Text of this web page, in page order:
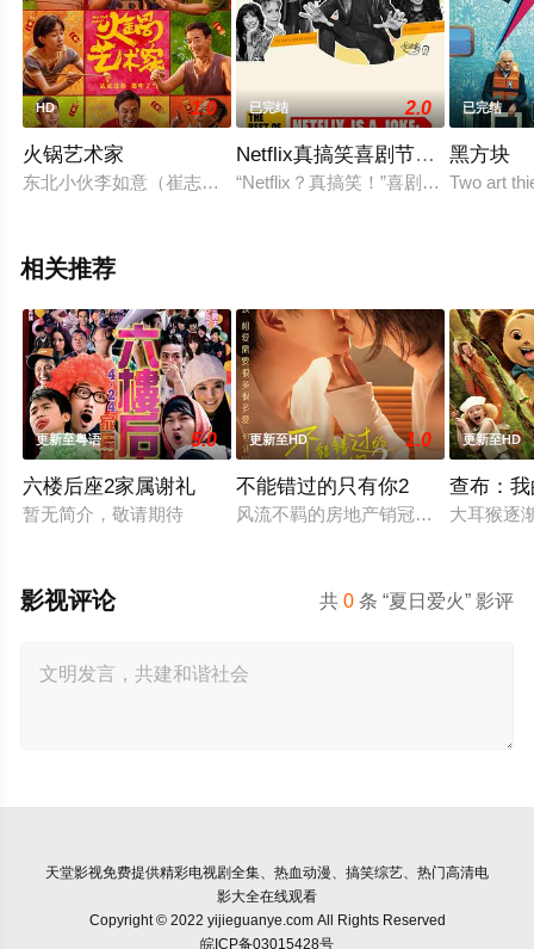
HD 1.0
火锅艺术家
东北小伙李如意（崔志佳 饰）的导演事业遭逢变故，还被债主
已完结 2.0
Netflix真搞笑喜剧节精选
“Netflix？真搞笑！”喜剧节亮点集锦
已完结
黑方块
Two art
相关推荐
更新至粤语 5.0
六楼后座2家属谢礼
暂无简介，敬请期待
更新至HD 1.0
不能错过的只有你2
风流不羁的房地产销冠江来（吴翊歌
更新至HD
查布：
大耳猴逐
共0 条 “夏日爱火” 影评
影视评论
天堂影视免费提供精彩电视剧全集、热血动漫、搞笑综艺、热门高清电
影大全在线观看
Copyright © 2022 yijieguanye.com All Rights Reserved
皖ICP备03015428号